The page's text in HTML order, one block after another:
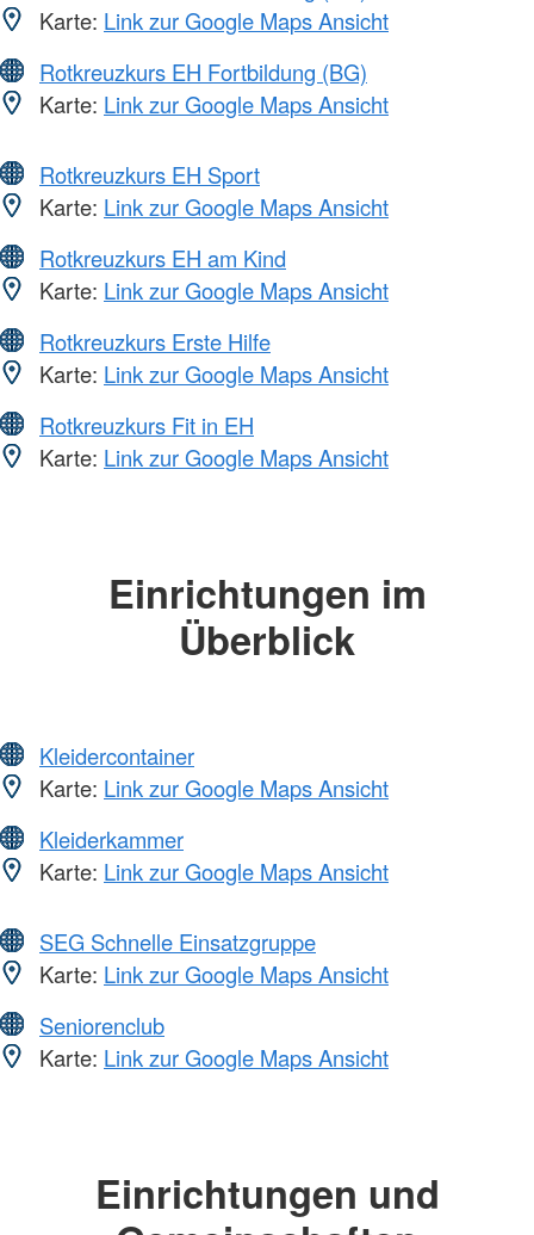
Karte: Link zur Google Maps Ansicht
Rotkreuzkurs EH Fortbildung (BG)
Karte: Link zur Google Maps Ansicht
Rotkreuzkurs EH Sport
Karte: Link zur Google Maps Ansicht
Rotkreuzkurs EH am Kind
Karte: Link zur Google Maps Ansicht
Rotkreuzkurs Erste Hilfe
Karte: Link zur Google Maps Ansicht
Rotkreuzkurs Fit in EH
Karte: Link zur Google Maps Ansicht
Einrichtungen im
Überblick
Kleidercontainer
Karte: Link zur Google Maps Ansicht
Kleiderkammer
Karte: Link zur Google Maps Ansicht
SEG Schnelle Einsatzgruppe
Karte: Link zur Google Maps Ansicht
Seniorenclub
Karte: Link zur Google Maps Ansicht
Einrichtungen und